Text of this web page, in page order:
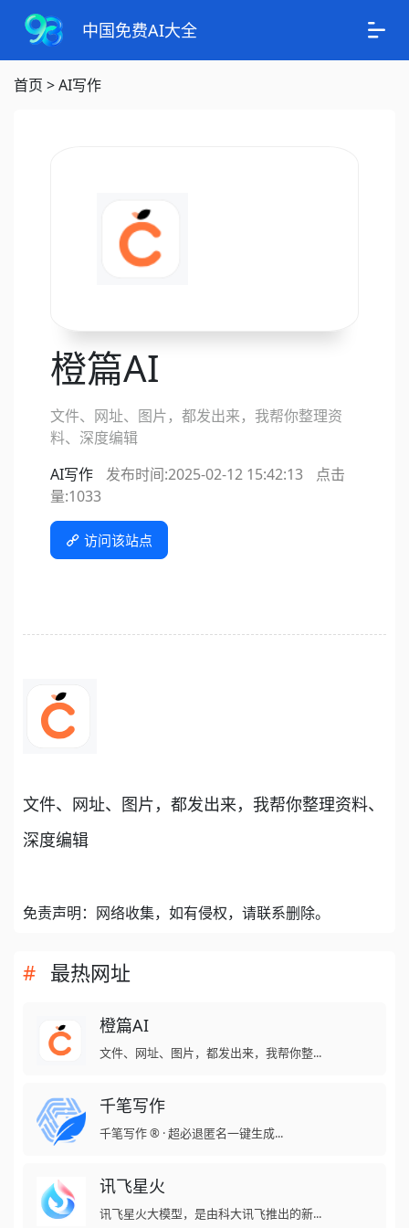
中国免费AI大全
首页 >AI写作
橙篇AI
文件、网址、图片，都发出来，我帮你整理资
料、深度编辑
AI写作
发布时间:2025-02-12 15:42:13
点击
量:1033
访问该站点
文件、网址、图片，都发出来，我帮你整理资料、
深度编辑
免责声明：网络收集，如有侵权，请联系删除。
最热网址
橙篇AI
文件、网址、图片，都发出来，我帮你整...
千笔写作
千笔写作 ® · 超必退匿名一键生成...
讯飞星火
讯飞星火大模型，是由科大讯飞推出的新...